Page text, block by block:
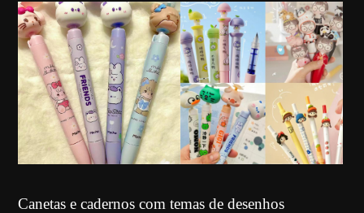
Canetas e cadernos com temas de desenhos